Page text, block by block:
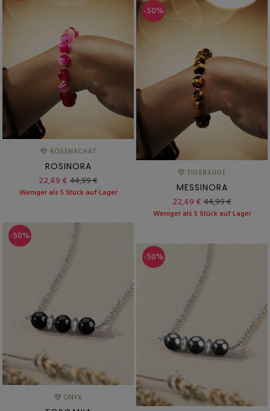
ROSENACHAT
ROSINORA
22,49 € 44,99 €
Weniger als 5 Stück auf Lager
-50%
TIGERAUGE
MESSINORA
22,49 € 44,99 €
Weniger als 5 Stück auf Lager
-50%
ONYX
-50%